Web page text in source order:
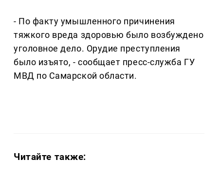
- По факту умышленного причинения
тяжкого вреда здоровью было возбуждено
уголовное дело. Орудие преступления
было изъято, - сообщает пресс-служба ГУ
МВД по Самарской области.
Читайте также: